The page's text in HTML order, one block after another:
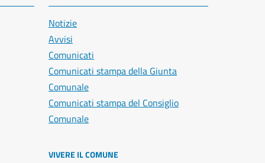
Notizie
Avvisi
Comunicati
Comunicati stampa della Giunta
Comunale
Comunicati stampa del Consiglio
Comunale
VIVERE IL COMUNE